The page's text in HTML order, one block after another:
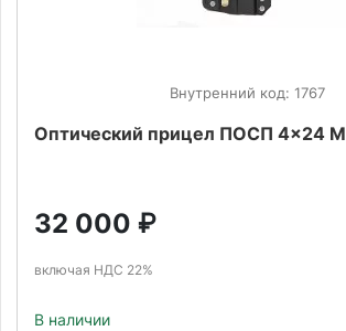
Внутренний код: 1767
Оптический прицел ПОСП 4x24 М
32 000 ₽
включая НДС 22%
В наличии